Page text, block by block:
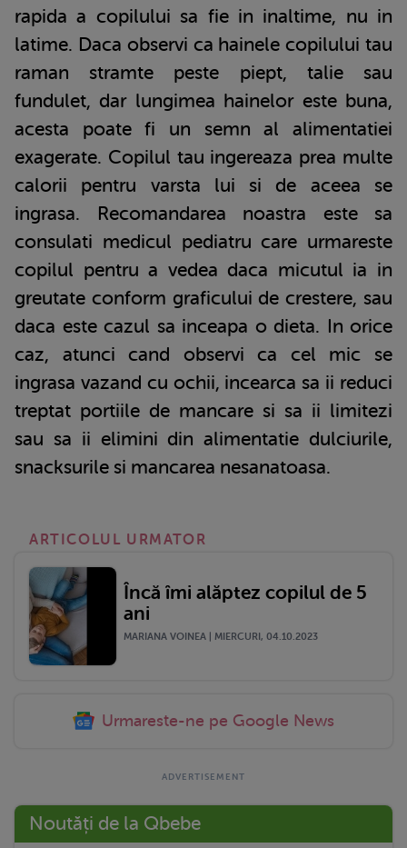
rapida a copilului sa fie in inaltime, nu in
latime. Daca observi ca hainele copilului tau
raman stramte peste piept, talie sau
fundulet, dar lungimea hainelor este buna,
acesta poate fi un semn al alimentatiei
exagerate. Copilul tau ingereaza prea multe
calorii pentru varsta lui si de aceea se
ingrasa. Recomandarea noastra este sa
consulati medicul pediatru care urmareste
copilul pentru a vedea daca micutul ia in
greutate conform graficului de crestere, sau
daca este cazul sa inceapa o dieta. In orice
caz, atunci cand observi ca cel mic se
ingrasa vazand cu ochii, incearca sa ii reduci
treptat portiile de mancare si sa ii limitezi
sau sa ii elimini din alimentatie dulciurile,
snacksurile si mancarea nesanatoasa.
ARTICOLUL URMATOR
Încă îmi alăptez copilul de 5
ani
MARIANA VOINEA | MIERCURI, 04.10.2023
Urmareste-ne pe Google News
Noutăți de la Qbebe